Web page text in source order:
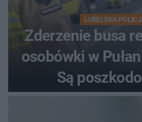
LUBELSKA
Zderzenie busa
osobówki w
Są